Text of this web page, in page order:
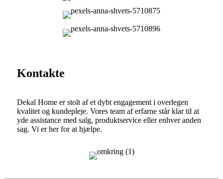
Kontakte
Dekal Home er stolt af et dybt engagement i overlegen
kvalitet og kundepleje. Vores team af erfarne står klar til at
yde assistance med salg, produktservice eller enhver anden
sag. Vi er her for at hjælpe.